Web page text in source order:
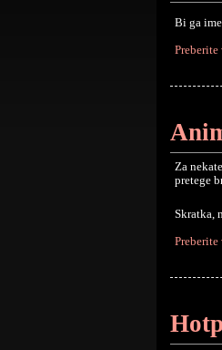
Bi ga
Preberite
Za
pretege
Skratka,
Preberite